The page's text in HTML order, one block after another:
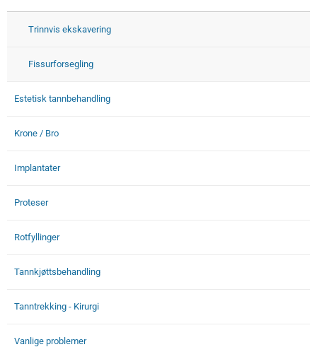
Trinnvis ekskavering
Fissurforsegling
Estetisk tannbehandling
Krone / Bro
Implantater
Proteser
Rotfyllinger
Tannkjøttsbehandling
Tanntrekking - Kirurgi
Vanlige problemer